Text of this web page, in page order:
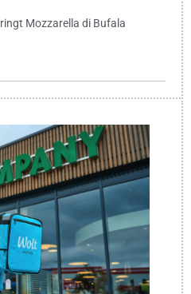
Mozzarella di Bufala